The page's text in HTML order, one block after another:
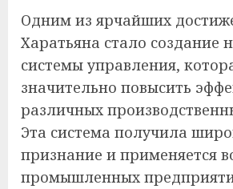
Одним из ярчайших
Харатьяна стало создание
системы управления,
значительно повысить
различных
Эта система получила
признание и применяется
промышленных